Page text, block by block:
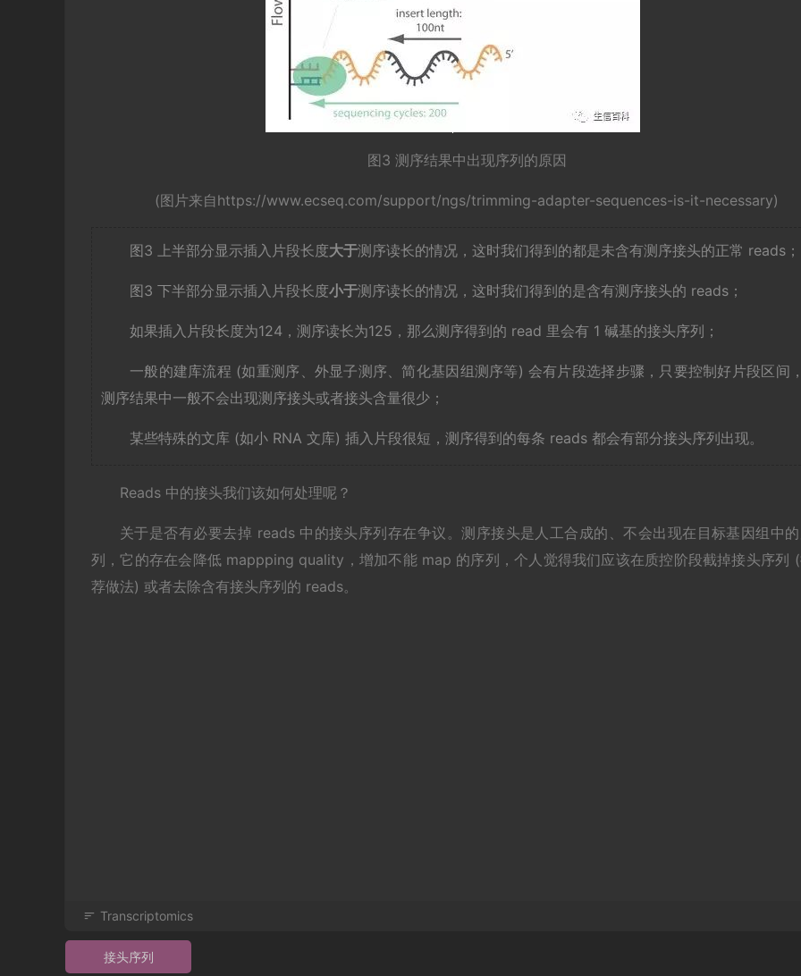
图3 测序结果中出现序列的原因
(图片来自https://www.ecseq.com/support/ngs/trimming-adapter-sequences-is-it-necessary)
图3 上半部分显示插入片段长度大于测序读长的情况，这时我们得到的都是未含有测序接头的正常 reads；
图3 下半部分显示插入片段长度小于测序读长的情况，这时我们得到的是含有测序接头的 reads；
如果插入片段长度为124，测序读长为125，那么测序得到的 read 里会有 1 碱基的接头序列；
一般的建库流程 (如重测序、外显子测序、简化基因组测序等) 会有片段选择步骤，只要控制好片段区间
测序结果中一般不会出现测序接头或者接头含量很少；
某些特殊的文库 (如小 RNA 文库) 插入片段很短，测序得到的每条 reads 都会有部分接头序列出现。
Reads 中的接头我们该如何处理呢？
关于是否有必要去掉 reads 中的接头序列存在争议。测序接头是人工合成的、不会出现在目标基因组中
列，它的存在会降低 mappping quality，增加不能 map 的序列，个人觉得我们应该在质控阶段截掉接头序列
荐做法) 或者去除含有接头序列的 reads。
Transcriptomics
接头序列